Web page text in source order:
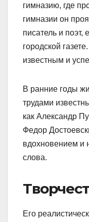
гимназию, где
гимназии он
писатель и поэт,
городской
известным и
В ранние годы
трудами
как Александр
Федор
вдохновением и
слова.
Его